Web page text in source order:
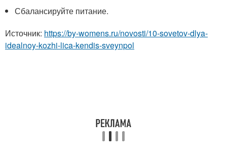
Сбалансируйте питание.
Источник: https://by-womens.ru/novosti/10-sovetov-dlya-
idealnoy-kozhi-lica-kendis-sveynpol